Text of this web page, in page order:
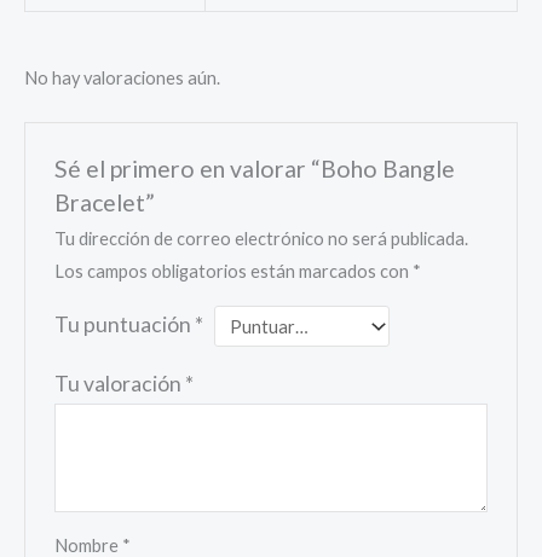
No hay valoraciones aún.
Sé el primero en valorar “Boho Bangle
Bracelet”
Tu dirección de correo electrónico no será publicada.
Los campos obligatorios están marcados con *
Tu puntuación *
Tu valoración *
Nombre *